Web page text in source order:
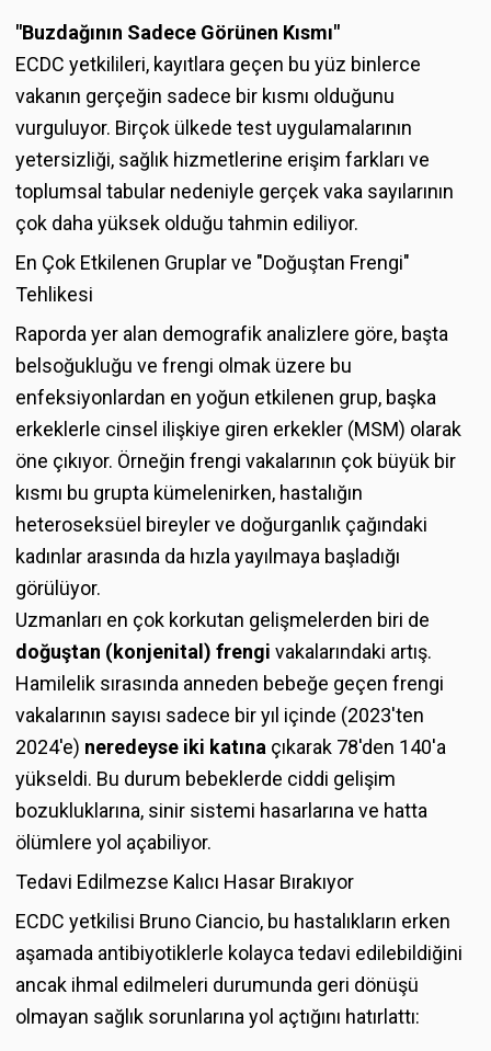
"Buzdağının Sadece Görünen Kısmı"
ECDC yetkilileri, kayıtlara geçen bu yüz binlerce
vakanın gerçeğin sadece bir kısmı olduğunu
vurguluyor. Birçok ülkede test uygulamalarının
yetersizliği, sağlık hizmetlerine erişim farkları ve
toplumsal tabular nedeniyle gerçek vaka sayılarının
çok daha yüksek olduğu tahmin ediliyor.
En Çok Etkilenen Gruplar ve "Doğuştan Frengi"
Tehlikesi
Raporda yer alan demografik analizlere göre, başta
belsoğukluğu ve frengi olmak üzere bu
enfeksiyonlardan en yoğun etkilenen grup, başka
erkeklerle cinsel ilişkiye giren erkekler (MSM) olarak
öne çıkıyor. Örneğin frengi vakalarının çok büyük bir
kısmı bu grupta kümelenirken, hastalığın
heteroseksüel bireyler ve doğurganlık çağındaki
kadınlar arasında da hızla yayılmaya başladığı
görülüyor.
Uzmanları en çok korkutan gelişmelerden biri de
doğuştan (konjenital) frengi vakalarındaki artış.
Hamilelik sırasında anneden bebeğe geçen frengi
vakalarının sayısı sadece bir yıl içinde (2023'ten
2024'e) neredeyse iki katına çıkarak 78'den 140'a
yükseldi. Bu durum bebeklerde ciddi gelişim
bozukluklarına, sinir sistemi hasarlarına ve hatta
ölümlere yol açabiliyor.
Tedavi Edilmezse Kalıcı Hasar Bırakıyor
ECDC yetkilisi Bruno Ciancio, bu hastalıkların erken
aşamada antibiyotiklerle kolayca tedavi edilebildiğini
ancak ihmal edilmeleri durumunda geri dönüşü
olmayan sağlık sorunlarına yol açtığını hatırlattı: